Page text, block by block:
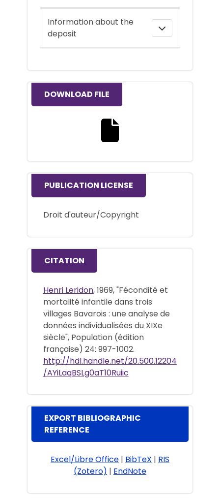
Information about the
deposit
DOWNLOAD FILE
PUBLICATION LICENSE
Droit d'auteur/Copyright
CITATION
Henri Leridon, 1969, "Fécondité et
mortalité infantile dans trois
villages Bavarois : une analyse de
données individualisées du XIXe
siècle", Population (édition
française) 24: 997-1002.
http://hdl.handle.net/20.500.12204
/AYiLaqBSLg0aT10Ruiic
EXPORT BIBLIOGRAPHIC
REFERENCE
Excel/Libre Office | BibTeX | RIS
(Zotero) | EndNote